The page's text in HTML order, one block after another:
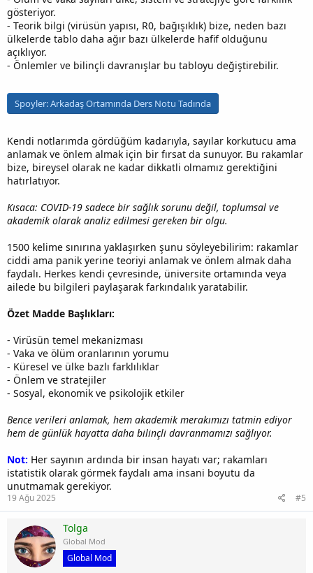
gösteriyor.
- Teorik bilgi (virüsün yapısı, R0, bağışıklık) bize, neden bazı
ülkelerde tablo daha ağır bazı ülkelerde hafif olduğunu
açıklıyor.
- Önlemler ve bilinçli davranışlar bu tabloyu değiştirebilir.
Spoyler:Arkadaş Ortamında Ders Notu Tadında
Kendi notlarımda gördüğüm kadarıyla, sayılar korkutucu ama
anlamak ve önlem almak için bir fırsat da sunuyor. Bu rakamlar
bize, bireysel olarak ne kadar dikkatli olmamız gerektiğini
hatırlatıyor.
Kısaca: COVID-19 sadece bir sağlık sorunu değil, toplumsal ve
akademik olarak analiz edilmesi gereken bir olgu.
1500 kelime sınırına yaklaşırken şunu söyleyebilirim: rakamlar
ciddi ama panik yerine teoriyi anlamak ve önlem almak daha
faydalı. Herkes kendi çevresinde, üniversite ortamında veya
ailede bu bilgileri paylaşarak farkındalık yaratabilir.
Özet Madde Başlıkları:
- Virüsün temel mekanizması
- Vaka ve ölüm oranlarının yorumu
- Küresel ve ülke bazlı farklılıklar
- Önlem ve stratejiler
- Sosyal, ekonomik ve psikolojik etkiler
Bence verileri anlamak, hem akademik merakımızı tatmin ediyor
hem de günlük hayatta daha bilinçli davranmamızı sağlıyor.
Not: Her sayının ardında bir insan hayatı var; rakamları
istatistik olarak görmek faydalı ama insani boyutu da
unutmamak gerekiyor.
19 Ağu 2025 #5
Tolga
Global Mod
Global Mod